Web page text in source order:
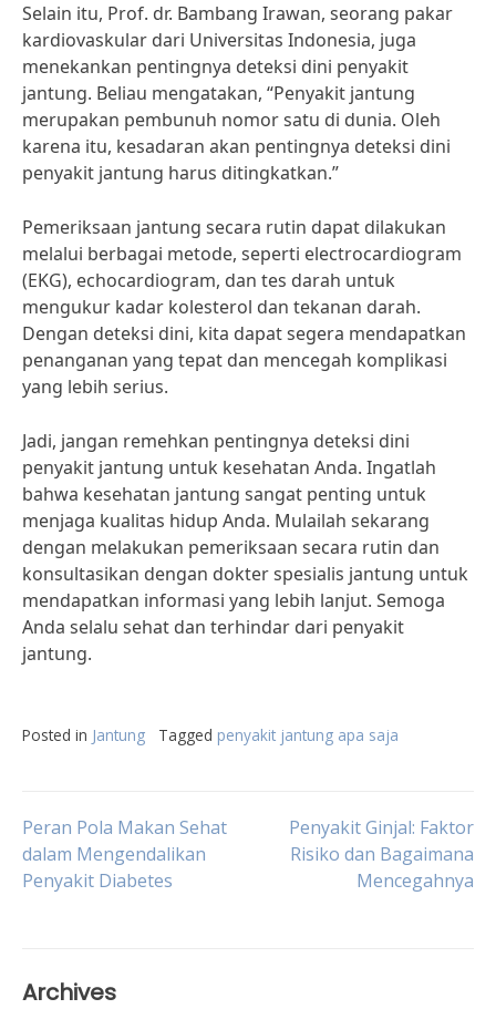
Selain itu, Prof. dr. Bambang Irawan, seorang pakar
kardiovaskular dari Universitas Indonesia, juga
menekankan pentingnya deteksi dini penyakit
jantung. Beliau mengatakan, “Penyakit jantung
merupakan pembunuh nomor satu di dunia. Oleh
karena itu, kesadaran akan pentingnya deteksi dini
penyakit jantung harus ditingkatkan.”
Pemeriksaan jantung secara rutin dapat dilakukan
melalui berbagai metode, seperti electrocardiogram
(EKG), echocardiogram, dan tes darah untuk
mengukur kadar kolesterol dan tekanan darah.
Dengan deteksi dini, kita dapat segera mendapatkan
penanganan yang tepat dan mencegah komplikasi
yang lebih serius.
Jadi, jangan remehkan pentingnya deteksi dini
penyakit jantung untuk kesehatan Anda. Ingatlah
bahwa kesehatan jantung sangat penting untuk
menjaga kualitas hidup Anda. Mulailah sekarang
dengan melakukan pemeriksaan secara rutin dan
konsultasikan dengan dokter spesialis jantung untuk
mendapatkan informasi yang lebih lanjut. Semoga
Anda selalu sehat dan terhindar dari penyakit
jantung.
Posted in Jantung Tagged penyakit jantung apa saja
Post
navigation
Peran Pola Makan Sehat
dalam Mengendalikan
Penyakit Diabetes
Penyakit Ginjal: Faktor
Risiko dan Bagaimana
Mencegahnya
Archives